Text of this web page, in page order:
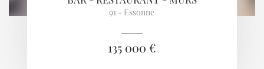
91 - Essonne
135 000 €